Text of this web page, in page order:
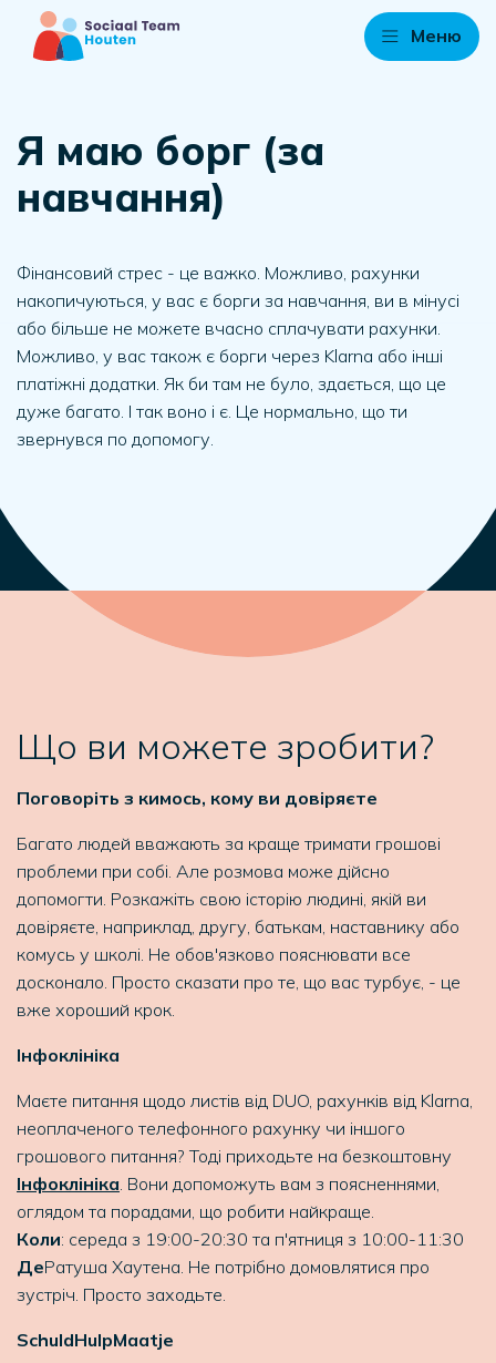
Меню
Я маю борг (за
навчання)
Фінансовий стрес - це важко. Можливо, рахунки
накопичуються, у вас є борги за навчання, ви в мінусі
або більше не можете вчасно сплачувати рахунки.
Можливо, у вас також є борги через Klarna або інші
платіжні додатки. Як би там не було, здається, що це
дуже багато. І так воно і є. Це нормально, що ти
звернувся по допомогу.
Що ви можете зробити?
Поговоріть з кимось, кому ви довіряєте
Багато людей вважають за краще тримати грошові
проблеми при собі. Але розмова може дійсно
допомогти. Розкажіть свою історію людині, якій ви
довіряєте, наприклад, другу, батькам, наставнику або
комусь у школі. Не обов'язково пояснювати все
досконало. Просто сказати про те, що вас турбує, - це
вже хороший крок.
Інфоклініка
Маєте питання щодо листів від DUO, рахунків від Klarna,
неоплаченого телефонного рахунку чи іншого
грошового питання? Тоді приходьте на безкоштовну
Інфоклініка. Вони допоможуть вам з поясненнями,
оглядом та порадами, що робити найкраще.
Коли: середа з 19:00-20:30 та п'ятниця з 10:00-11:30
ДеРатуша Хаутена. Не потрібно домовлятися про
зустріч. Просто заходьте.
SchuldHulpMaatje